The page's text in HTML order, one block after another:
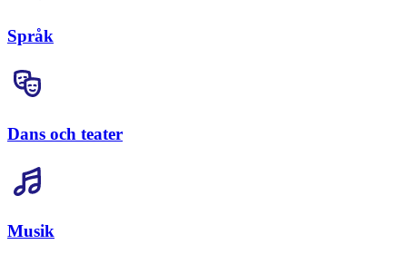
Språk
Dans och teater
Musik